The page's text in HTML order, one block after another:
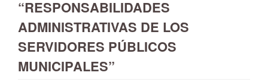
“RESPONSABILIDADES
ADMINISTRATIVAS DE LOS
SERVIDORES PÚBLICOS
MUNICIPALES”